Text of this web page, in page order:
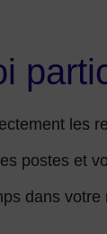
les
postes et
dans votre